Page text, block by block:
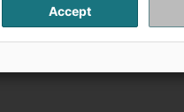
Accept